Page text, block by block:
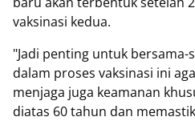
vaksinasi kedua.
"Jadi penting untuk
dalam proses vaksinasi ini
menjaga juga keamanan
diatas 60 tahun dan